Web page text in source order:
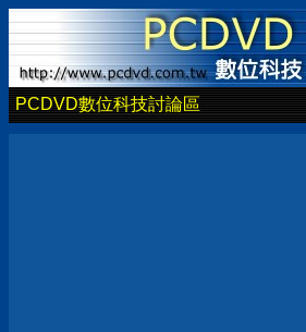
PCDVD數位科技討論區